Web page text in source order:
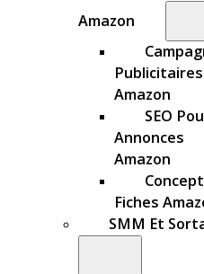
Amazon
Publicitaires
Amazon
SEO
Annonces
Amazon
Fiches
SMM Et